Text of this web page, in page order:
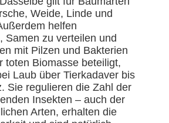
Weide, Linde und
helfen
Samen zu verteilen und
mit Pilzen und Bakterien
toten Biomasse beteiligt,
Laub über Tierkadaver bis
Sie regulieren die Zahl der
Insekten – auch der
Arten, erhalten die